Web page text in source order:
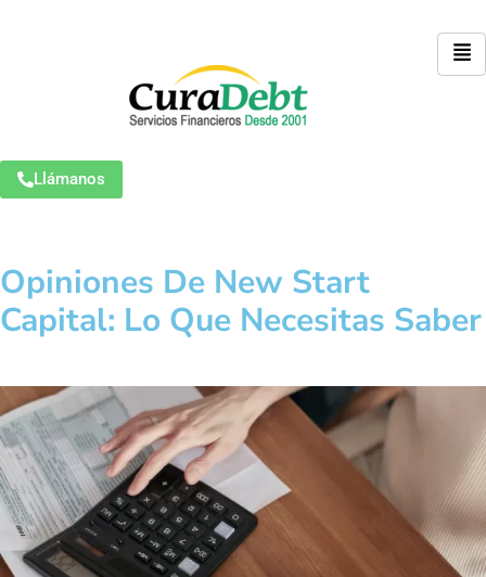
Llámanos
Opiniones De New Start
Capital: Lo Que Necesitas Saber